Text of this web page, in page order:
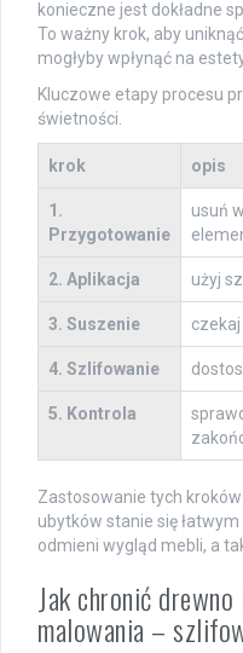
konieczne jest dokładne
To ważny krok, aby
mogłyby wpłynąć na
Kluczowe etapy procesu
świetności.
krok opis
1.
Przygotowanie
usuń
2. Aplikacja użyj
3. Suszenie
4. Szlifowanie
5. Kontrola
Zastosowanie tych
ubytków stanie się
odmieni wygląd mebli, a
Jak chronić
malowania –